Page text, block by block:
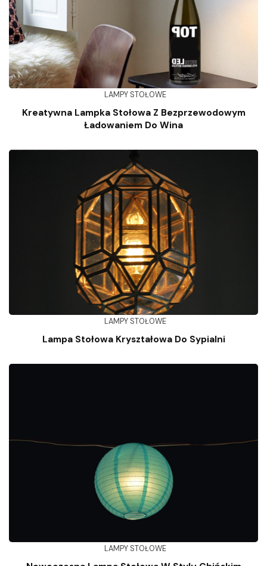
LAMPY STOŁOWE
Kreatywna Lampka Stołowa Z Bezprzewodowym
Ładowaniem Do Wina
LAMPY STOŁOWE
Lampa Stołowa Kryształowa Do Sypialni
LAMPY STOŁOWE